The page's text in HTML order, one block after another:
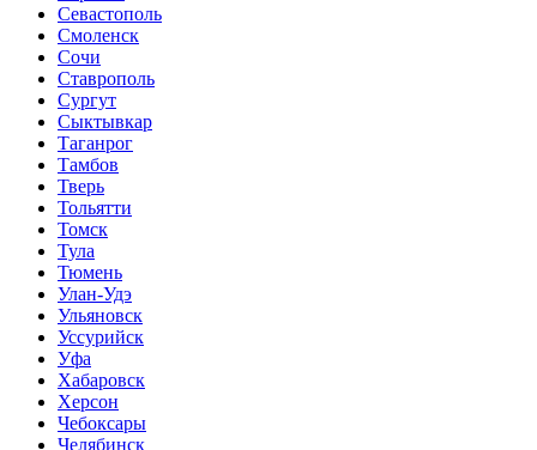
Севастополь
Смоленск
Сочи
Ставрополь
Сургут
Сыктывкар
Таганрог
Тамбов
Тверь
Тольятти
Томск
Тула
Тюмень
Улан-Удэ
Ульяновск
Уссурийск
Уфа
Хабаровск
Херсон
Чебоксары
Челябинск